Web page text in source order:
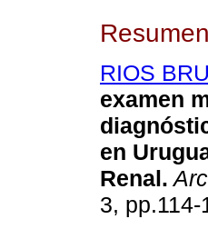
Resumen
RIOS
examen
en
Renal.
3,